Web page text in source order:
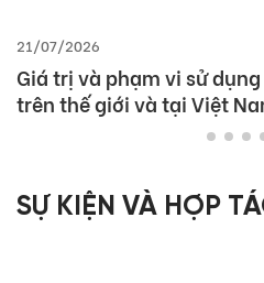
21/07/2026
Giá trị và phạm vi sử
trên thế giới và tại Việt
SỰ KIỆN VÀ HỢP